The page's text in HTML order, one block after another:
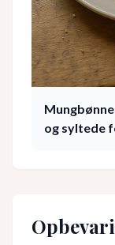
og syltede